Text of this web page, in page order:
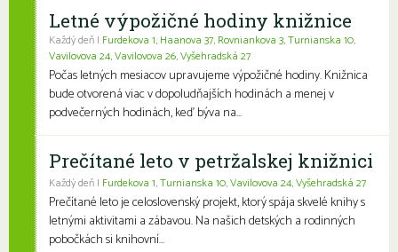
Letné výpožičné hodiny knižnice
Každý deň | Furdekova 1, Haanova 37, Rovniankova 3,Turnianska 10,
Vavilovova 24,Vavilovova 26,Vyšehradská 27
Počas letných mesiacov upravujeme výpožičné hodiny. Knižnica
bude otvorená viac v dopoludňajších hodinách a menej v
podvečerných hodinách, keď býva na...
Prečítané leto v petržalskej knižnici
Každý deň | Furdekova 1,Turnianska 10,Vavilovova 24,Vyšehradská 27
Prečítané leto je celoslovenský projekt, ktorý spája skvelé knihy s
letnými aktivitami a zábavou. Na našich detských a rodinných
pobočkách si knihovní...